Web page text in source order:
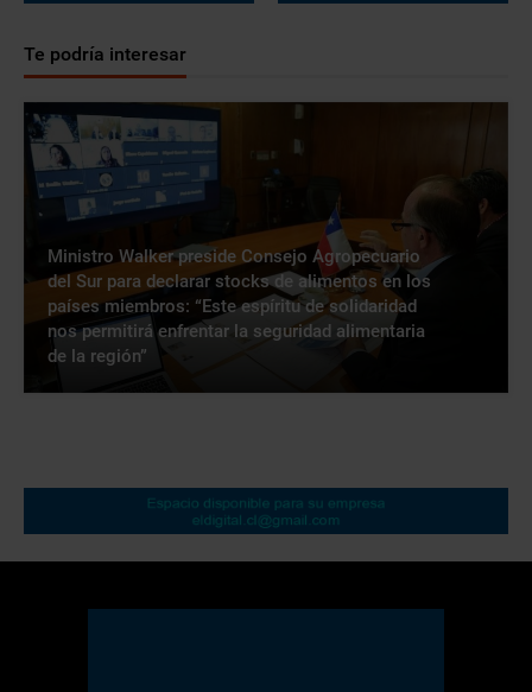
Te podría interesar
Ministro Walker preside Consejo Agropecuario
del Sur para declarar stocks de alimentos en los
países miembros: “Este espíritu de solidaridad
nos permitirá enfrentar la seguridad alimentaria
de la región”